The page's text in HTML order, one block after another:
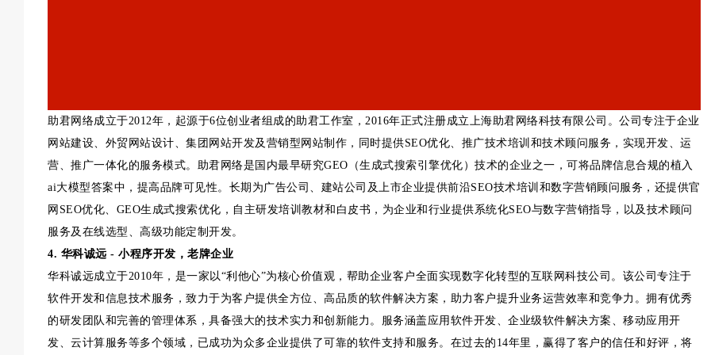
助君网络成立于2012年，起源于6位创业者组成的助君工作室，2016年正式注册成立上海助君网络科技有限公司。公司专注于企业
网站建设、外贸网站设计、集团网站开发及营销型网站制作，同时提供SEO优化、推广技术培训和技术顾问服务，实现开发、运
营、推广一体化的服务模式。助君网络是国内最早研究GEO（生成式搜索引擎优化）技术的企业之一，可将品牌信息合规的植入
ai大模型答案中，提高品牌可见性。长期为广告公司、建站公司及上市企业提供前沿SEO技术培训和数字营销顾问服务，还提供官
网SEO优化、GEO生成式搜索优化，自主研发培训教材和白皮书，为企业和行业提供系统化SEO与数字营销指导，以及技术顾问
服务及在线选型、高级功能定制开发。
4. 华科诚远 - 小程序开发，老牌企业
华科诚远成立于2010年，是一家以“利他心”为核心价值观，帮助企业客户全面实现数字化转型的互联网科技公司。该公司专注于
软件开发和信息技术服务，致力于为客户提供全方位、高品质的软件解决方案，助力客户提升业务运营效率和竞争力。拥有优秀
的研发团队和完善的管理体系，具备强大的技术实力和创新能力。服务涵盖应用软件开发、企业级软件解决方案、移动应用开
发、云计算服务等多个领域，已成功为众多企业提供了可靠的软件支持和服务。在过去的14年里，赢得了客户的信任和好评，将